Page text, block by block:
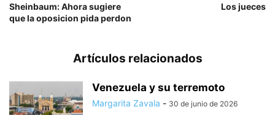
Sheinbaum: Ahora sugiere
que la oposicion pida perdon
Los jueces
Artículos relacionados
Venezuela y su terremoto
Margarita Zavala - 30 de junio de 2026